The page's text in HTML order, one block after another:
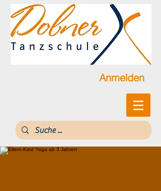
Anmelden